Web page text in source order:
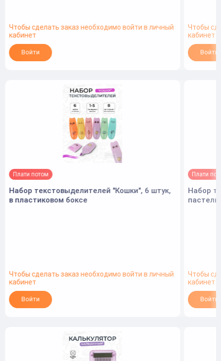
Чтобы сделать заказ необходимо войти в личный
кабинет
Войти
Чтобы
кабинет
Войти
Плати потом
Набор текстовыделителей "Кошки", 6 штук,
в пластиковом боксе
Чтобы сделать заказ необходимо войти в личный
кабинет
Войти
Плати
Набор
Чтобы
кабинет
Войти